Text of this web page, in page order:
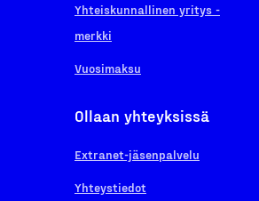
Yhteiskunnallinen yritys -
merkki
Vuosimaksu
Ollaan yhteyksissä
Extranet-jäsenpalvelu
Yhteystiedot